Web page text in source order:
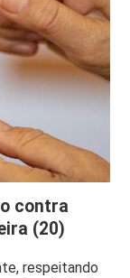
contra
(20)
respeitando